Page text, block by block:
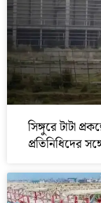
সিঙ্গুরে টাটা
প্রতিনিধিদের